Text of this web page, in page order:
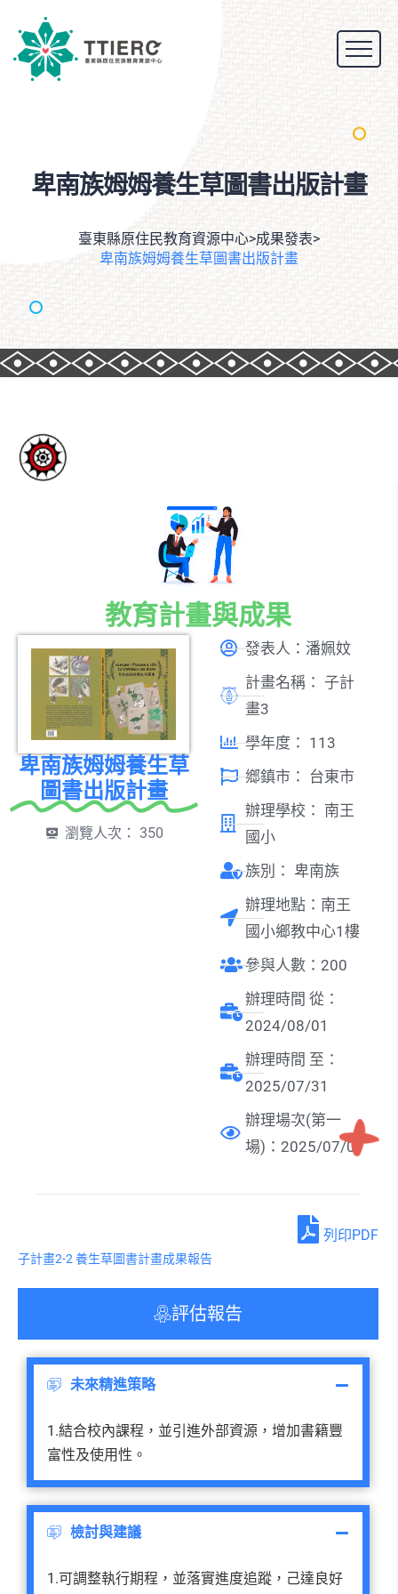
卑南族姆姆養生草圖書出版計畫
臺東縣原住民教育資源中心>成果發表>
卑南族姆姆養生草圖書出版計畫
教育計畫與成果
卑南族姆姆養生草
圖書出版計畫
瀏覽人次： 350
發表人：潘姵妏
計畫名稱： 子計
畫3
學年度： 113
鄉鎮市： 台東市
辦理學校： 南王
國小
族別： 卑南族
辦理地點：南王
國小鄉教中心1樓
參與人數：200
辦理時間 從：
2024/08/01
辦理時間 至：
2025/07/31
辦理場次(第一
場)：2025/07/01
列印PDF
子計畫2-2 養生草圖書計畫成果報告
評估報告
未來精進策略
1.結合校內課程，並引進外部資源，增加書籍豐
富性及使用性。
檢討與建議
1.可調整執行期程，並落實進度追蹤，己達良好